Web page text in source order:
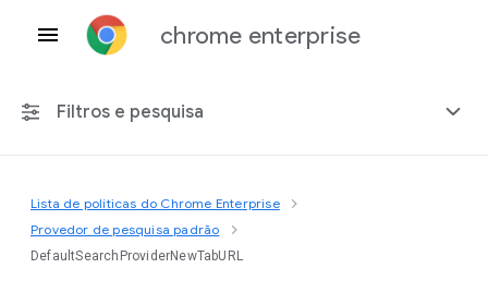
chrome enterprise
Filtros e pesquisa
Qualquer plataforma
Chrome 151
Lista de políticas do Chrome Enterprise
Provedor de pesquisa padrão
DefaultSearchProviderNewTabURL